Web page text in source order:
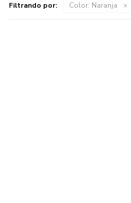
Filtrando por: Color: Naranja